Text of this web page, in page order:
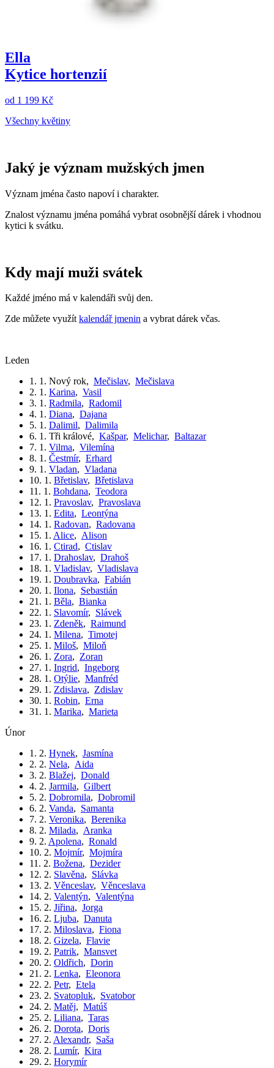
Ella
Kytice hortenzií
od 1 199 Kč
Všechny květiny
Jaký je význam mužských jmen
Význam jména často napoví i charakter.
Znalost významu jména pomáhá vybrat osobnější dárek i vhodnou
kytici k svátku.
Kdy mají muži svátek
Každé jméno má v kalendáři svůj den.
Zde můžete využítkalendář jmenin a vybrat dárek včas.
leden
1. 1. Nový rok, Mečislav, Mečislava
2. 1. Karina, Vasil
3. 1. Radmila, Radomil
4. 1. Diana, Dajana
5. 1. Dalimil, Dalimila
6. 1. Tři králové, Kašpar, Melichar, Baltazar
7. 1. Vilma, Vilemína
8. 1. Čestmír, Erhard
9. 1. Vladan, Vladana
10. 1. Břetislav, Břetislava
11. 1. Bohdana, Teodora
12. 1. Pravoslav, Pravoslava
13. 1. Edita, Leontýna
14. 1. Radovan, Radovana
15. 1. Alice, Alison
16. 1. Ctirad, Ctislav
17. 1. Drahoslav, Drahoš
18. 1. Vladislav, Vladislava
19. 1. Doubravka, Fabián
20. 1. Ilona, Sebastián
21. 1. Běla, Bianka
22. 1. Slavomír, Slávek
23. 1. Zdeněk, Raimund
24. 1. Milena, Timotej
25. 1. Miloš, Miloň
26. 1. Zora, Zoran
27. 1. Ingrid, Ingeborg
28. 1. Otýlie, Manfréd
29. 1. Zdislava, Zdislav
30. 1. Robin, Erna
31. 1. Marika, Marieta
únor
1. 2. Hynek, Jasmína
2. 2. Nela, Aida
3. 2. Blažej, Donald
4. 2. Jarmila, Gilbert
5. 2. Dobromila, Dobromil
6. 2. Vanda, Samanta
7. 2. Veronika, Berenika
8. 2. Milada, Aranka
9. 2. Apolena, Ronald
10. 2. Mojmír, Mojmíra
11. 2. Božena, Dezider
12. 2. Slavěna, Slávka
13. 2. Věnceslav, Věnceslava
14. 2. Valentýn, Valentýna
15. 2. Jiřina, Jorga
16. 2. Ljuba, Danuta
17. 2. Miloslava, Fiona
18. 2. Gizela, Flavie
19. 2. Patrik, Mansvet
20. 2. Oldřich, Dorin
21. 2. Lenka, Eleonora
22. 2. Petr, Etela
23. 2. Svatopluk, Svatobor
24. 2. Matěj, Matúš
25. 2. Liliana, Taras
26. 2. Dorota, Doris
27. 2. Alexandr, Saša
28. 2. Lumír, Kira
29. 2. Horymír